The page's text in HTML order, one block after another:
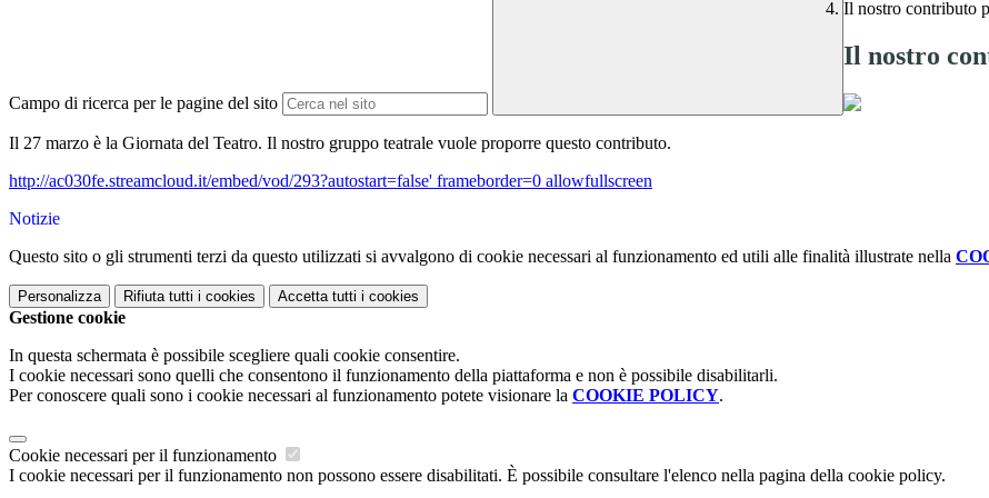
Campo di ricerca per le pagine del sito
Il nostro contributo
Il nostro
Il 27 marzo è la Giornata del Teatro. Il nostro gruppo teatrale vuole proporre questo contributo.
http://ac030fe.streamcloud.it/embed/vod/293?autostart=false' frameborder=0 allowfullscreen
Notizie
Questo sito o gli strumenti terzi da questo utilizzati si avvalgono di cookie necessari al funzionamento ed utili alle finalità illustrate nella
Personalizza Rifiuta tutti i cookies Accetta tutti i cookies
Gestione cookie
In questa schermata è possibile scegliere quali cookie consentire.
I cookie necessari sono quelli che consentono il funzionamento della piattaforma e non è possibile disabilitarli.
Per conoscere quali sono i cookie necessari al funzionamento potete visionare la COOKIE POLICY.
Cookie necessari per il funzionamento
I cookie necessari per il funzionamento non possono essere disabilitati. È possibile consultare l'elenco nella pagina della cookie policy.